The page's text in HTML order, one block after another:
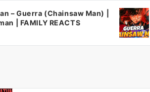
– Guerra (Chainsaw Man) |
| FAMILY REACTS